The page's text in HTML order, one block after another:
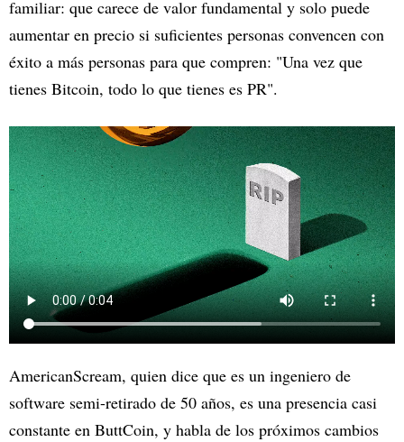
familiar: que carece de valor fundamental y solo puede
aumentar en precio si suficientes personas convencen con
éxito a más personas para que compren: "Una vez que
tienes Bitcoin, todo lo que tienes es PR".
AmericanScream, quien dice que es un ingeniero de
software semi-retirado de 50 años, es una presencia casi
constante en ButtCoin, y habla de los próximos cambios